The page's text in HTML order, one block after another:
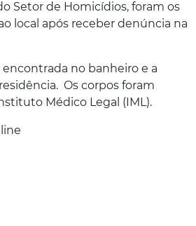
Setor de Homicídios, foram os
local após receber denúncia na
no banheiro e a
Os corpos foram
Médico Legal (IML).